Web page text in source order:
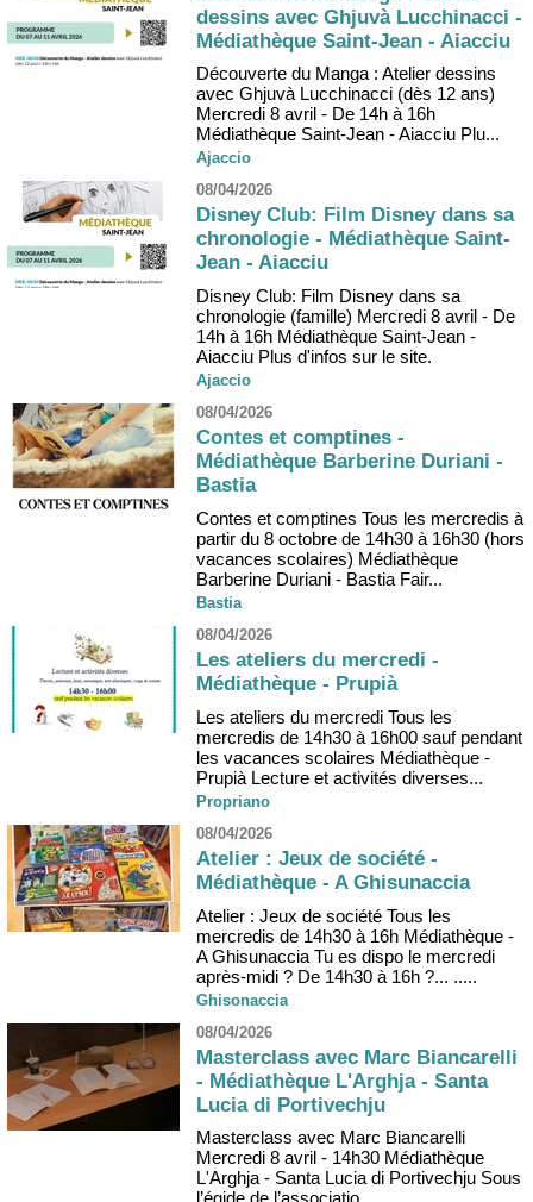
dessins avec Ghjuvà Lucchinacci -
Médiathèque Saint-Jean - Aiacciu
Découverte du Manga : Atelier dessins
avec Ghjuvà Lucchinacci (dès 12 ans)
Mercredi 8 avril - De 14h à 16h
Médiathèque Saint-Jean - Aiacciu Plu...
Ajaccio
08/04/2026
Disney Club: Film Disney dans sa
chronologie - Médiathèque Saint-
Jean - Aiacciu
Disney Club: Film Disney dans sa
chronologie (famille) Mercredi 8 avril - De
14h à 16h Médiathèque Saint-Jean -
Aiacciu Plus d'infos sur le site.
Ajaccio
08/04/2026
Contes et comptines -
Médiathèque Barberine Duriani -
Bastia
Contes et comptines Tous les mercredis à
partir du 8 octobre de 14h30 à 16h30 (hors
vacances scolaires) Médiathèque
Barberine Duriani - Bastia Fair...
Bastia
08/04/2026
Les ateliers du mercredi -
Médiathèque - Prupià
Les ateliers du mercredi Tous les
mercredis de 14h30 à 16h00 sauf pendant
les vacances scolaires Médiathèque -
Prupià Lecture et activités diverses...
Propriano
08/04/2026
Atelier : Jeux de société -
Médiathèque - A Ghisunaccia
Atelier : Jeux de société Tous les
mercredis de 14h30 à 16h Médiathèque -
A Ghisunaccia Tu es dispo le mercredi
après-midi ? De 14h30 à 16h ?... .....
Ghisonaccia
08/04/2026
Masterclass avec Marc Biancarelli
- Médiathèque L'Arghja - Santa
Lucia di Portivechju
Masterclass avec Marc Biancarelli
Mercredi 8 avril - 14h30 Médiathèque
L'Arghja - Santa Lucia di Portivechju Sous